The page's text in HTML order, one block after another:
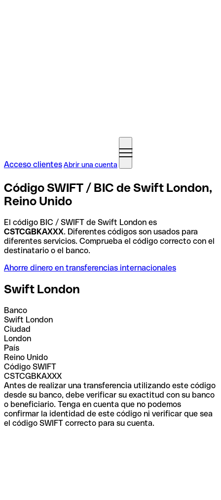
Acceso clientesAbrir una cuenta
Código SWIFT / BIC de Swift London,
Reino Unido
El código BIC / SWIFT de Swift London es
CSTCGBKAXXX. Diferentes códigos son usados para
diferentes servicios. Comprueba el código correcto con el
destinatario o el banco.
Ahorre dinero en transferencias internacionales
Swift London
Banco
Swift London
Ciudad
London
País
Reino Unido
Código SWIFT
CSTCGBKAXXX
Antes de realizar una transferencia utilizando este código
desde su banco, debe verificar su exactitud con su banco
o beneficiario. Tenga en cuenta que no podemos
confirmar la identidad de este código ni verificar que sea
el código SWIFT correcto para su cuenta.